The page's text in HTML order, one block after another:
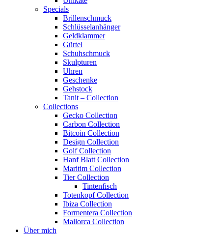
Specials
Brillenschmuck
Schlüsselanhänger
Geldklammer
Gürtel
Schuhschmuck
Skulpturen
Uhren
Geschenke
Gehstock
Tanit – Collection
Collections
Gecko Collection
Carbon Collection
Bitcoin Collection
Design Collection
Golf Collection
Hanf Blatt Collection
Maritim Collection
Tier Collection
Tintenfisch
Totenkopf Collection
Ibiza Collection
Formentera Collection
Mallorca Collection
Über mich